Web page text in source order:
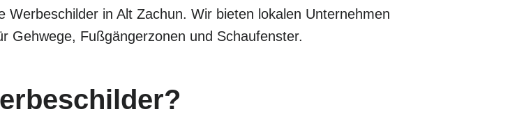
in Alt Zachun. Wir bieten lokalen Unternehmen
Gehwege, Fußgängerzonen und Schaufenster.